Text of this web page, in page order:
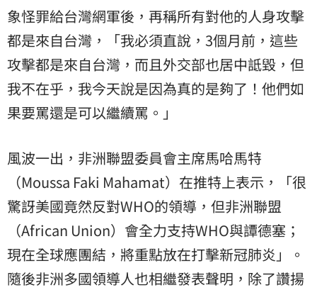
象怪罪給台灣網軍後，再稱所有對他的人身攻擊
都是來自台灣，「我必須直說，3個月前，這些
攻擊都是來自台灣，而且外交部也居中詆毀，但
我不在乎，我今天說是因為真的是夠了！他們如
果要罵還是可以繼續罵。」
風波一出，非洲聯盟委員會主席馬哈馬特
（Moussa Faki Mahamat）在推特上表示，「很
驚訝美國竟然反對WHO的領導，但非洲聯盟
（African Union）會全力支持WHO與譚德塞；
現在全球應團結，將重點放在打擊新冠肺炎」。
隨後非洲多國領導人也相繼發表聲明，除了讚揚